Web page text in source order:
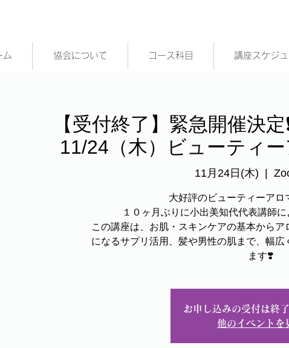
ム 協会について コース科目 講座スケジ
【受付終了】緊急開催決定
11/24（木）ビューティ
11月24日(木)
  |
大好評のビューティーアロ
１０ヶ月ぶりに小出美知代代表講師
この講座は、お肌・スキンケアの基本から
になるサプリ活用、髪や男性の肌まで、幅
ます❣️
お申し込みの受付は終了
他のイベントを